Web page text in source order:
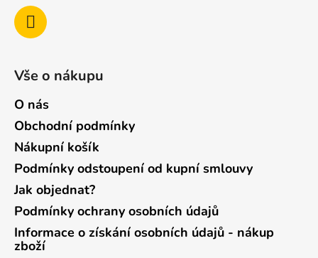
Vše o nákupu
O nás
Obchodní podmínky
Nákupní košík
Podmínky odstoupení od kupní smlouvy
Jak objednat?
Podmínky ochrany osobních údajů
Informace o získání osobních údajů - nákup
zboží